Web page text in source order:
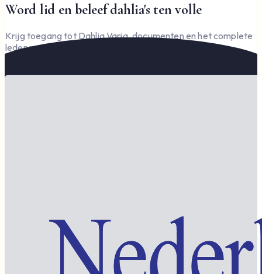
Word lid en beleef dahlia's ten volle
Krijg toegang tot Dahlia Varia, documenten en het complete
ledengedeelte — en steun de vereniging.